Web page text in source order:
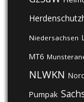
Niedersachsen
MT6
NLWKN
Pumpak